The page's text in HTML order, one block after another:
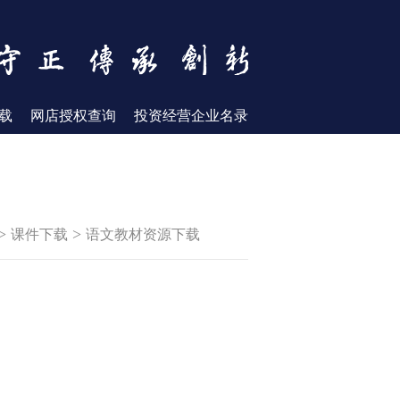
网店授权查询 投资经营企业名录
课件下载 > 语文教材资源下载